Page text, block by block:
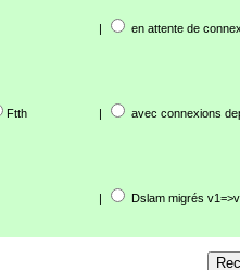
| en attente de
Ftth | avec connexions
| Dslam migrés